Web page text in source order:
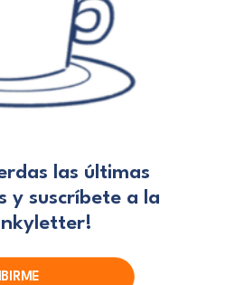
las últimas
y suscríbete a la